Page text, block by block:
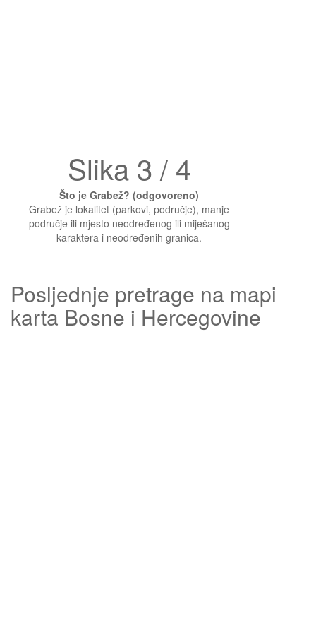
Slika 3 / 4
Što je Grabež? (odgovoreno)
Grabež je lokalitet (parkovi, područje), manje
područje ili mjesto neodređenog ili miješanog
karaktera i neodređenih granica.
Posljednje pretrage na mapi
karta Bosne i Hercegovine